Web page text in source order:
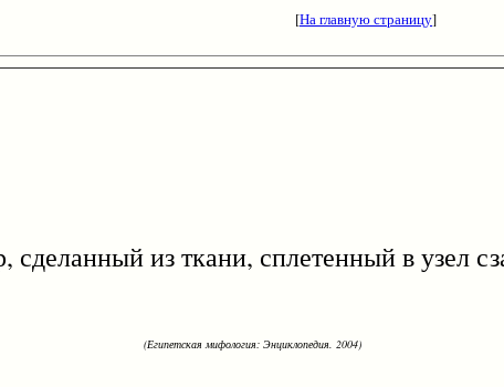
[На главную страницу]
из ткани, сплетенный в узел
(Египетская мифология: Энциклопедия. 2004)